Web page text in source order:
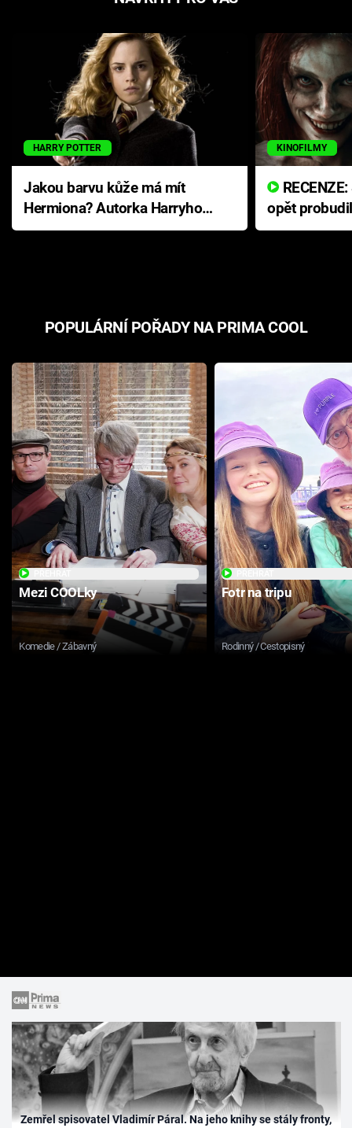
HARRY POTTER
Jakou barvu kůže má mít
Hermiona? Autorka Harryho
Pottera přišla s ráznou
KINOFILMY
opět
přichází s
POPULÁRNÍ POŘADY NA PRIMA COOL
Mezi COOLky
Komedie / Zábavný
Fotr na tripu
Rodinný / Cestopisný
Zemřel spisovatel Vladimír Páral. Na jeho knihy se stály fronty,